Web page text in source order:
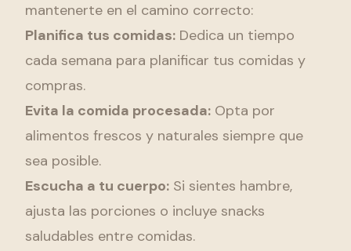
mantenerte en el camino correcto:
Planifica tus comidas: Dedica un tiempo
cada semana para planificar tus comidas y
compras.
Evita la comida procesada: Opta por
alimentos frescos y naturales siempre que
sea posible.
Escucha a tu cuerpo: Si sientes hambre,
ajusta las porciones o incluye snacks
saludables entre comidas.